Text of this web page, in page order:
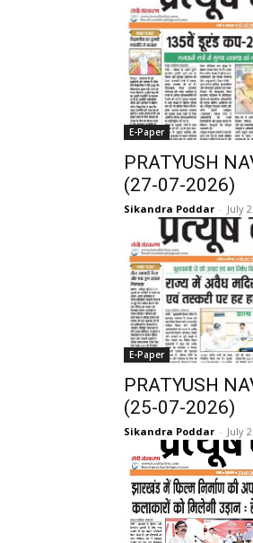
E-Paper
PRATYUSH
(27-07-2026)
Sikandra Poddar - July
E-Paper
PRATYUSH
(25-07-2026)
Sikandra Poddar - July